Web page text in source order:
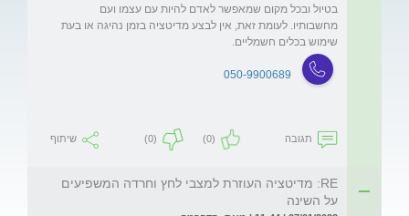
בטיול ובכל מקום שמאפשר לאדם להיות עם עצמו ועם
מחשבותיו. לעומת זאת, אין לבצע מדיטציה בזמן נהיגה או בעת
שימוש בכלים חשמליים.
050-9900689
תגובה (0)
(0) שיתוף
RE: מדיטציה העוזרת למצבי לחץ וחרדה המשפיעים
על השינה